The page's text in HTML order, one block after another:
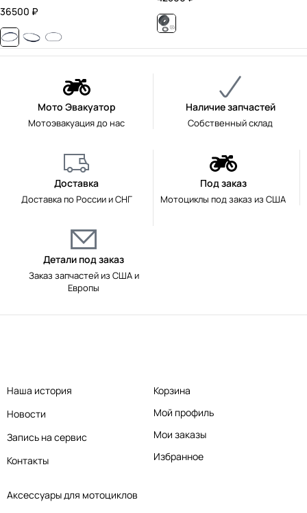
36500 ₽
Мото Эвакуатор
Мотоэвакуация до нас
Наличие запчастей
Собственный склад
Доставка
Доставка по России и СНГ
Под заказ
Мотоциклы под заказ из США
Детали под заказ
Заказ запчастей из США и
Европы
Аксессуары для мотоциклов
Наша история
Новости
Запись на сервис
Контакты
Корзина
Мой профиль
Мои заказы
Избранное